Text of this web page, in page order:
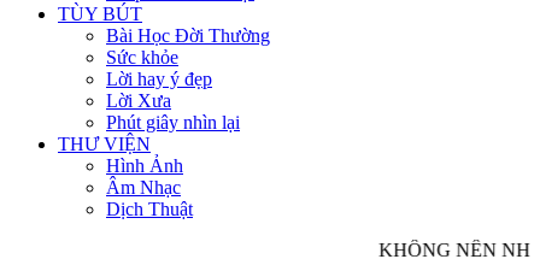
TÙY BÚT
Bài Học Đời Thường
Sức khỏe
Lời hay ý đẹp
Lời Xưa
Phút giây nhìn lại
THƯ VIỆN
Hình Ảnh
Âm Nhạc
Dịch Thuật
KHÔNG NÊN